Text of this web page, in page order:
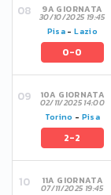
9A GIORNATA
30/10/2025 19:45
Pisa -Lazio
0-0
10A GIORNATA
02/11/2025 14:00
Torino - Pisa
2-2
11A GIORNATA
07/11/2025 19:45